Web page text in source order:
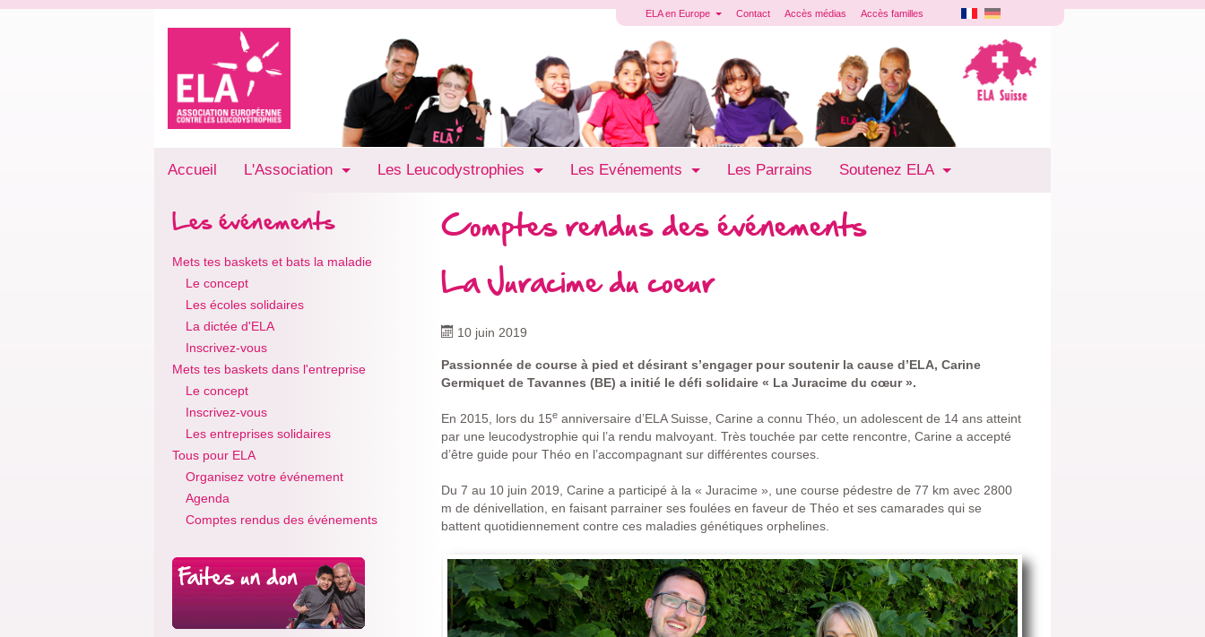
ELA en Europe Contact Accès médias Accès familles
Accueil L'Association Les Leucodystrophies Les Evénements Les Parrains Soutenez ELA
Les événements
Mets tes baskets et bats la maladie
Le concept
Les écoles solidaires
La dictée d'ELA
Inscrivez-vous
Mets tes baskets dans l'entreprise
Le concept
Inscrivez-vous
Les entreprises solidaires
Tous pour ELA
Organisez votre événement
Agenda
Comptes rendus des événements
Comptes rendus des événements
La Juracime du coeur
10 juin 2019
Passionnée de course à pied et désirant s’engager pour soutenir la cause d’ELA, Carine
Germiquet de Tavannes (BE) a initié le défi solidaire « La Juracime du cœur ».
En 2015, lors du 15eanniversaire d’ELA Suisse, Carine a connu Théo, un adolescent de 14 ans atteint
par une leucodystrophie qui l’a rendu malvoyant. Très touchée par cette rencontre, Carine a accepté
d’être guide pour Théo en l’accompagnant sur différentes courses.
Du 7 au 10 juin 2019, Carine a participé à la « Juracime », une course pédestre de 77 km avec 2800
m de dénivellation, en faisant parrainer ses foulées en faveur de Théo et ses camarades qui se
battent quotidiennement contre ces maladies génétiques orphelines.